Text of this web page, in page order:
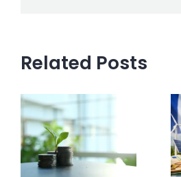
Related Posts